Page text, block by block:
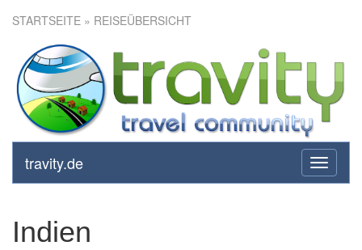
STARTSEITE » REISEÜBERSICHT
toggle
travity.de
Indien